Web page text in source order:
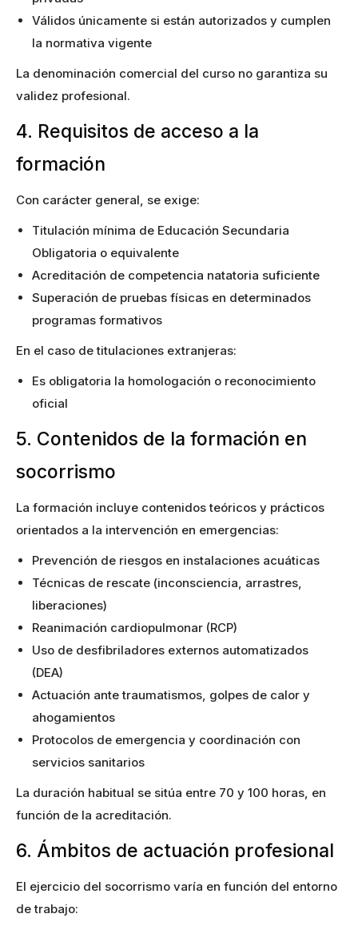
Válidos únicamente si están autorizados y cumplen
la normativa vigente
La denominación comercial del curso no garantiza su
validez profesional.
4. Requisitos de acceso a la
formación
Con carácter general, se exige:
Titulación mínima de Educación Secundaria
Obligatoria o equivalente
Acreditación de competencia natatoria suficiente
Superación de pruebas físicas en determinados
programas formativos
En el caso de titulaciones extranjeras:
Es obligatoria la homologación o reconocimiento
oficial
5. Contenidos de la formación en
socorrismo
La formación incluye contenidos teóricos y prácticos
orientados a la intervención en emergencias:
Prevención de riesgos en instalaciones acuáticas
Técnicas de rescate (inconsciencia, arrastres,
liberaciones)
Reanimación cardiopulmonar (RCP)
Uso de desfibriladores externos automatizados
(DEA)
Actuación ante traumatismos, golpes de calor y
ahogamientos
Protocolos de emergencia y coordinación con
servicios sanitarios
La duración habitual se sitúa entre 70 y 100 horas, en
función de la acreditación.
6. Ámbitos de actuación profesional
El ejercicio del socorrismo varía en función del entorno
de trabajo: